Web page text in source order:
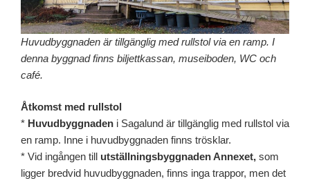
Huvudbyggnaden är tillgänglig med rullstol via en ramp. I
denna byggnad finns biljettkassan, museiboden, WC och
café.
Åtkomst med rullstol
* Huvudbyggnaden i Sagalund är tillgänglig med rullstol via
en ramp. Inne i huvudbyggnaden finns trösklar.
* Vid ingången till utställningsbyggnaden Annexet, som
ligger bredvid huvudbyggnaden, finns inga trappor, men det